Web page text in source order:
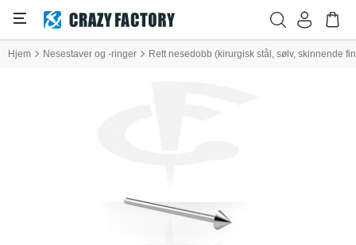
Hjem Nesestaver og -ringer Rett nesedobb (kirurgisk stål, sølv, skinnende